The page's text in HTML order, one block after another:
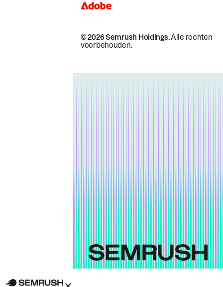
© 2026 Semrush Holdings.Alle rechten
voorbehouden.